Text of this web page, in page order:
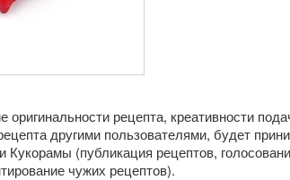
рецепта, креативности
другими пользователями, будет
Кукорамы (публикация рецептов,
чужих рецептов).